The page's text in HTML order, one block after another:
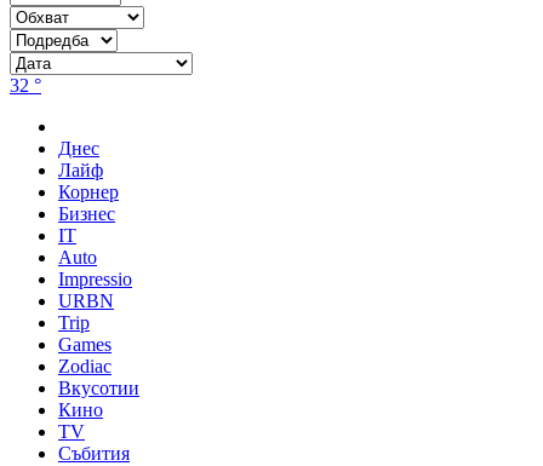
32 °
Днес
Лайф
Корнер
Бизнес
IT
Auto
Impressio
URBN
Trip
Games
Zodiac
Вкусотии
Кино
TV
Събития